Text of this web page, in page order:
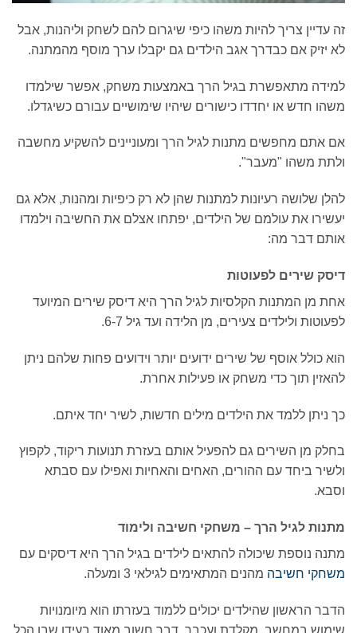
זה עדיין צריך להיות משהו כיפי שיגרום להם לשחק וליהנות, אבל
לא יזיק אם כבדרך אגב הילדים גם יקבלו ערך מוסף מהמתנה.
למידה מתאפשרת בגיל הרך באמצעות משחק, אפשר שילמדו
משהו חדש או יחדדו כישורים שיהיו שימושיים עבורם כשיגדלו.
אם אתם מחפשים מתנות לגיל הרך ומעוניינים להשקיע מחשבה
ולתת משהו "מעבר".
להלן שלושה רעיונות למתנות שהן לא רק כיפיות ומהנות, אלא גם
יעשירו את עולמם של הילדים, יפתחו אצלם את החשיבה וילמדו
אותם דבר מה:
דיסק שירים לפעוטות
אחת מן המתנות הקלסיות לגיל הרך היא דיסק שירים המיועד
לפעוטות ולילדים צעירים, מן הלידה ועד גיל 6-7.
הוא כולל אוסף של שירים ידועים יותר וידועים פחות שלהם ניתן
להאזין תוך כדי משחק או פעילות אחרת.
כך ניתן ללמד את הילדים מילים חדשות, לשיר יחד איתם.
בחלק מן השירים גם להפעיל אותם בעזרת תנועות ריקוד, לקפוץ
ולשיר ביחד עם ההורים, האחים והאחיות ואפילו עם סבתא
וסבא.
מתנות לגיל הרך – משחקי חשיבה ולימוד
מתנה נוספת שיכולה להתאים לילדים בגיל הרך היא דיסקים עם
משחקי חשיבה מהנים המתאימים לגילאי 3 ומעלה.
הדבר הראשון שהילדים יכולים ללמוד בעזרתו הוא מיומנויות
שימוש במחשב, מקלדת ועכבר, דבר חשוב מאוד בעידן שבו הכל